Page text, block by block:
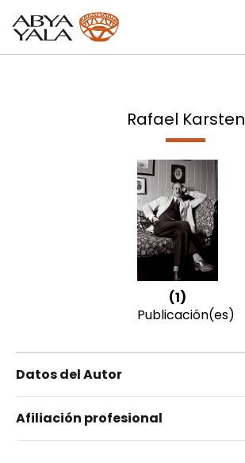
Rafael Karsten
(1)
Publicación(es)
Datos del Autor
Karsten, Rafael
Afiliación profesional